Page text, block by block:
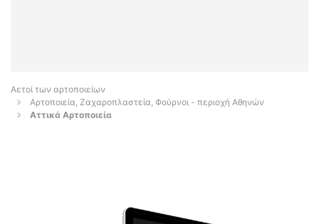
Αετοί των αρτοποιείων
Αρτοποιεία, Ζαχαροπλαστεία, Φούρνοι - περιοχή Αθηνών
Αττικά Αρτοποιεία